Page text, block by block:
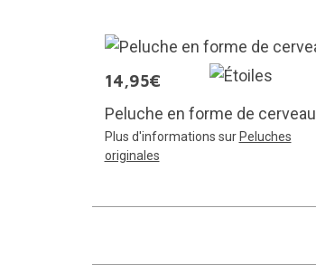
14,95€
Peluche en forme de cerveau
Plus d'informations sur Peluches
originales